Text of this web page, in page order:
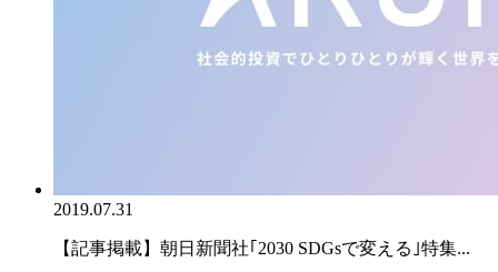
2019.07.31
【記事掲載】朝日新聞社｢2030 SDGsで変える｣特集...